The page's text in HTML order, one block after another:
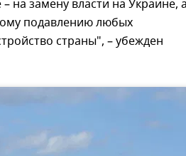
на замену власти на Украине,
подавлению любых
страны", – убежден